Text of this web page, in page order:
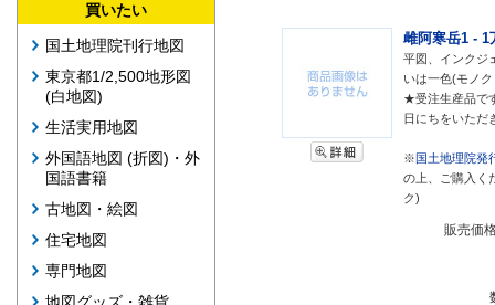
買いたい
国土地理院刊行地図
東京都1/2,500地形図
(白地図)
生活実用地図
外国語地図 (折図)・外
国語書籍
古地図・絵図
住宅地図
専門地図
雌阿寒岳1 - 1
平図、インクジ
いは一色(モノ
★受注生産品で
日にちをいただ
※ 国土地理院発
の上、ご購入く
ク)
販売価